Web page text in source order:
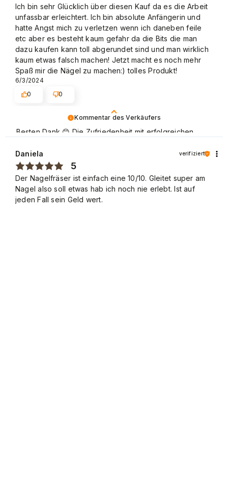
Kommentar des Verkäufers
Besten Dank 😊 Die Zufriedenheit mit erfolgreichen
Grüße
Ich bin sehr Glücklich über diesen Kauf da es die Arbeit
unfassbar erleichtert. Ich bin absolute Anfängerin und
hatte Angst mich zu verletzen wenn ich daneben feile
etc aber es besteht kaum gefahr da die Bits die man
dazu kaufen kann toll abgerundet sind und man wirklich
kaum etwas falsch machen! Jetzt macht es noch mehr
Spaß mir die Nägel zu machen:) tolles Produkt!
6/3/2024
0
0
Daniela verifiziert
5
Der Nagelfräser ist einfach eine 10/10. Gleitet super am
Nagel also soll etwas hab ich noch nie erlebt. Ist auf
jeden Fall sein Geld wert.